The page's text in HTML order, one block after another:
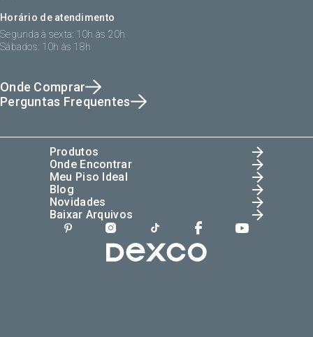
Horário de atendimento
Segunda à sexta: 10h às 20h
Sábados: 10h às 18h
Onde Comprar
Perguntas Frequentes
Produtos
Onde Encontrar
Meu Piso Ideal
Blog
Novidades
Baixar Arquivos